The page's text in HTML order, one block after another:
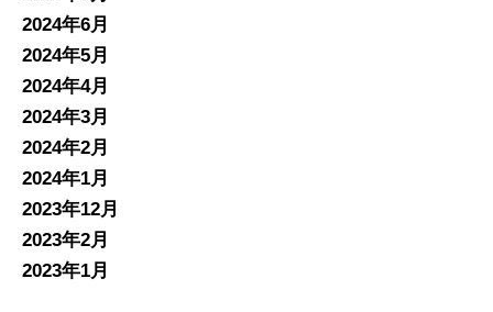
2024年6月
2024年5月
2024年4月
2024年3月
2024年2月
2024年1月
2023年12月
2023年2月
2023年1月